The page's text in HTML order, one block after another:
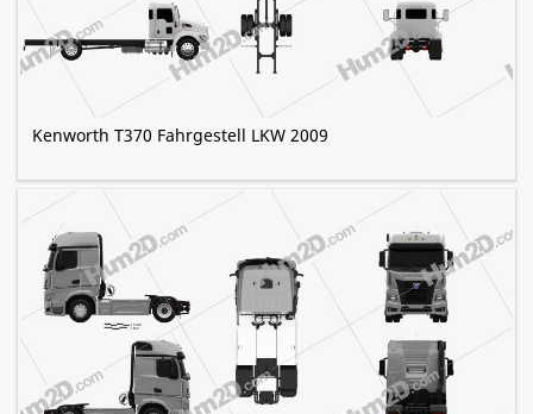
Kenworth T370 Fahrgestell LKW 2009